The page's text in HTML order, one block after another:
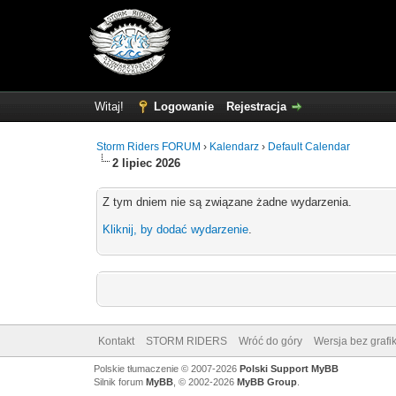
Witaj! Logowanie Rejestracja
Storm Riders FORUM › Kalendarz › Default Calendar
2 lipiec 2026
Z tym dniem nie są związane żadne wydarzenia.
Kliknij, by dodać wydarzenie.
Kontakt STORM RIDERS Wróć do góry Wersja bez
Polskie tłumaczenie © 2007-2026 Polski Support MyBB
Silnik forum MyBB, © 2002-2026 MyBB Group.